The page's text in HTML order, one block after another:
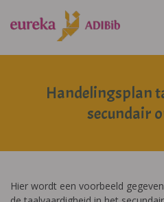
Handelingsplan
secundair
Hier wordt een voorbeeld